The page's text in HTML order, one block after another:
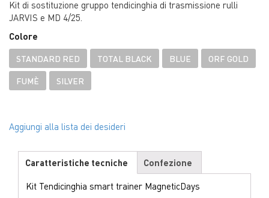
Kit di sostituzione gruppo tendicinghia di trasmissione rulli
JARVIS e MD 4/25.
Colore
STANDARD RED TOTAL BLACK BLUE ORF GOLD
FUMÈ SILVER
Aggiungi alla lista dei desideri
Caratteristiche tecniche
Confezione
Kit Tendicinghia smart trainer MagneticDays